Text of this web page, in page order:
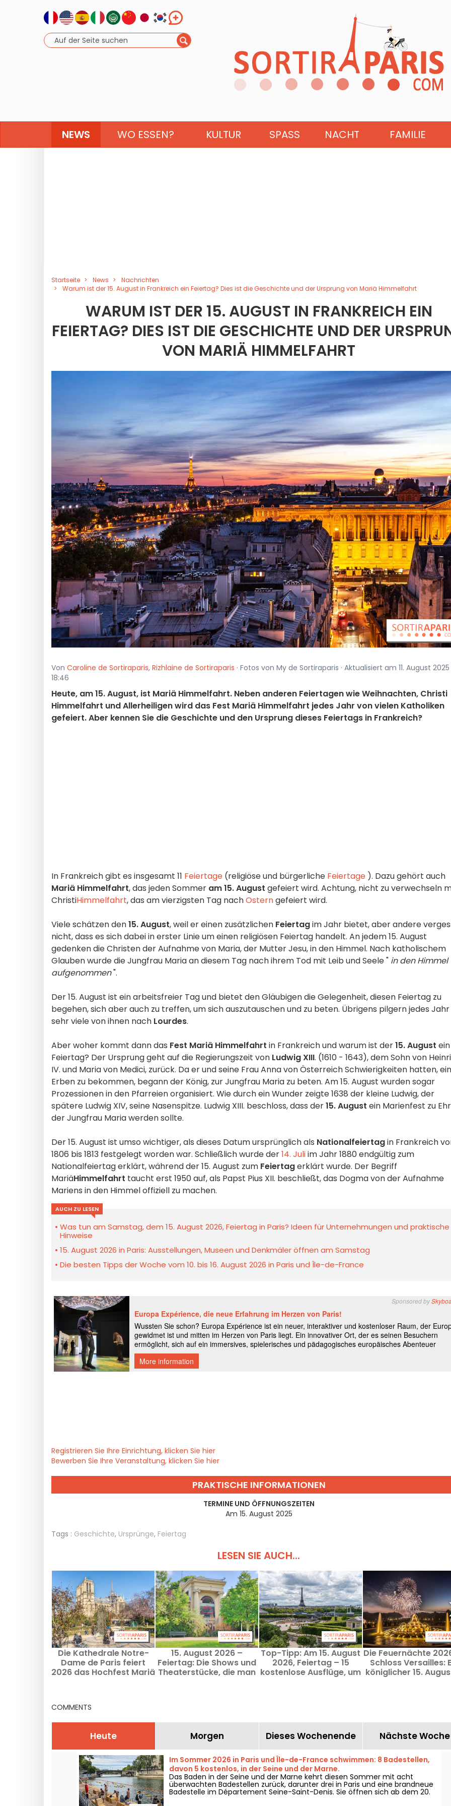
NEWS WO ESSEN? KULTUR SPASS NACHT FAMILIE
Startseite News
Nachrichten
Warum ist der 15. August in Frankreich ein Feiertag? Dies ist die Geschichte und der Ursprung von Mariä Himmelfahrt
WARUM IST DER 15. AUGUST IN FRANKREICH EIN
FEIERTAG? DIES IST DIE GESCHICHTE UND DER
VON MARIÄ HIMMELFAHRT
Von Caroline de Sortiraparis, Rizhlaine de Sortiraparis · Fotos von My de Sortiraparis · Aktualisiert am 11. August
18:46
Heute, am 15. August, ist Mariä Himmelfahrt. Neben anderen Feiertagen wie Weihnachten, Christi
Himmelfahrt und Allerheiligen wird das Fest Mariä Himmelfahrt jedes Jahr von vielen Katholiken
gefeiert. Aber kennen Sie die Geschichte und den Ursprung dieses Feiertags in Frankreich?
In Frankreich gibt es insgesamt 11 Feiertage (religiöse und bürgerliche Feiertage ). Dazu gehört auch
Mariä Himmelfahrt, das jeden Sommer am15. August gefeiert wird. Achtung, nicht zu verwechseln
ChristiHimmelfahrt, das am vierzigsten Tag nachOsterngefeiert wird.
Viele schätzen den15. August, weil er einen zusätzlichen Feiertagim Jahr bietet, aber andere
nicht, dass es sich dabei in erster Linie um einen religiösen Feiertag handelt. An jedem 15. August
gedenken die Christen der Aufnahme von Maria, der Mutter Jesu, in den Himmel. Nach katholischem
Glauben wurde die Jungfrau Maria an diesem Tag nach ihrem Tod mit Leib und Seele " in den Himmel
aufgenommen".
Der 15. August ist ein arbeitsfreier Tag und bietet den Gläubigen die Gelegenheit, diesen Feiertag zu
begehen, sich aber auch zu treffen, um sich auszutauschen und zu beten. Übrigens pilgern jedes Jahr
sehr viele von ihnen nach Lourdes.
Aber woher kommt dann das Fest Mariä Himmelfahrt in Frankreich und warum ist der15. August ein
Feiertag? Der Ursprung geht auf die Regierungszeit von Ludwig XIII. (1610 - 1643), dem Sohn von
IV. und Maria von Medici, zurück. Da er und seine Frau Anna von Österreich Schwierigkeiten hatten,
Erben zu bekommen, begann der König, zur Jungfrau Maria zu beten. Am 15. August wurden sogar
Prozessionen in den Pfarreien organisiert. Wie durch ein Wunder zeigte 1638 der kleine Ludwig, der
spätere Ludwig XIV, seine Nasenspitze. Ludwig XIII. beschloss, dass der15. August ein Marienfest zu
der Jungfrau Maria werden sollte.
Der 15. August ist umso wichtiger, als dieses Datum ursprünglich als Nationalfeiertagin Frankreich
1806 bis 1813 festgelegt worden war. Schließlich wurde der14. Juliim Jahr 1880 endgültig zum
Nationalfeiertag erklärt, während der 15. August zum Feiertagerklärt wurde. Der Begriff
MariäHimmelfahrt taucht erst 1950 auf, als Papst Pius XII. beschließt, das Dogma von der Aufnahme
Mariens in den Himmel offiziell zu machen.
AUCH ZU LESEN
Was tun am Samstag, dem 15. August 2026, Feiertag in Paris? Ideen für Unternehmungen und praktische
Hinweise
15. August 2026 in Paris: Ausstellungen, Museen und Denkmäler öffnen am Samstag
Die besten Tipps der Woche vom 10. bis 16. August 2026 in Paris und Île-de-France
Registrieren Sie Ihre Einrichtung, klicken Sie hier
Bewerben Sie Ihre Veranstaltung, klicken Sie hier
PRAKTISCHE INFORMATIONEN
TERMINE UND ÖFFNUNGSZEITEN
Am 15. August 2025
Tags : Geschichte, Ursprünge, Feiertag
LESEN SIE AUCH...
Die Kathedrale Notre-
Dame de Paris feiert
2026 das Hochfest Mariä
15. August 2026 –
Feiertag: Die Shows und
Theaterstücke, die man
Top-Tipp: Am 15. August
2026, Feiertag – 15
kostenlose Ausflüge, um
Die Feuernächte
Schloss Versailles:
königlicher 15.
COMMENTS
Heute Morgen Dieses Wochenende Nächste Woche
Im Sommer 2026 in Paris und Île-de-France schwimmen: 8 Badestellen,
davon 5 kostenlos, in der Seine und der Marne.
Das Baden in der Seine und der Marne kehrt diesen Sommer mit acht
überwachten Badestellen zurück, darunter drei in Paris und eine brandneue
Badestelle im Département Seine-Saint-Denis. Sie öffnen sich ab dem 20.